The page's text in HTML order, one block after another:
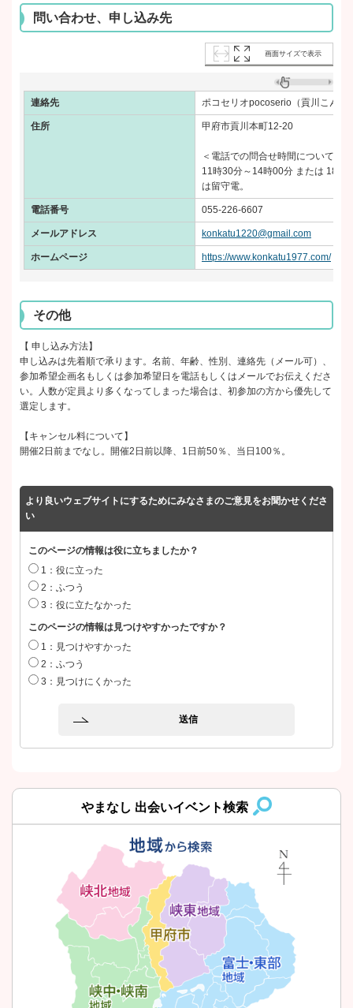
問い合わせ、申し込み先
画面サイズで表示
連絡先 ポコセリオpocoserio（貢川こん
住所 甲府市貢川本町12-20
＜電話での問合せ時間について＞
11時30分～14時00分 または 18時
は留守電。
電話番号 055-226-6607
メールアドレス konkatu1220@gmail.com
ホームページ https://www.konkatu1977.com/
その他
【 申し込み方法】
申し込みは先着順で承ります。名前、年齢、性別、連絡先（メール可）、
参加希望企画名もしくは参加希望日を電話もしくはメールでお伝えくださ
い。人数が定員より多くなってしまった場合は、初参加の方から優先して
選定します。
【キャンセル料について】
開催2日前までなし。開催2日前以降、1日前50％、当日100％。
より良いウェブサイトにするためにみなさまのご意見をお聞かせくださ
い
このページの情報は役に立ちましたか？
1：役に立った
2：ふつう
3：役に立たなかった
このページの情報は見つけやすかったですか？
1：見つけやすかった
2：ふつう
3：見つけにくかった
やまなし 出会いイベント検索